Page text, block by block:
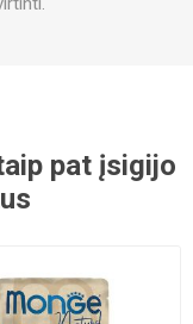
pat įsigijo